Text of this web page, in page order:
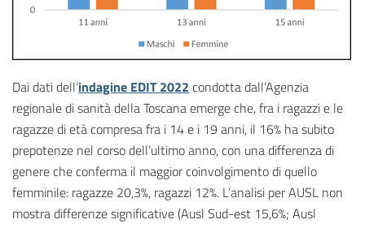
Dai dati dell’indagine EDIT 2022 condotta dall’Agenzia
regionale di sanità della Toscana emerge che, fra i ragazzi e le
ragazze di età compresa fra i 14 e i 19 anni, il 16% ha subito
prepotenze nel corso dell’ultimo anno, con una differenza di
genere che conferma il maggior coinvolgimento di quello
femminile: ragazze 20,3%, ragazzi 12%. L’analisi per AUSL non
mostra differenze significative (Ausl Sud-est 15,6%; Ausl